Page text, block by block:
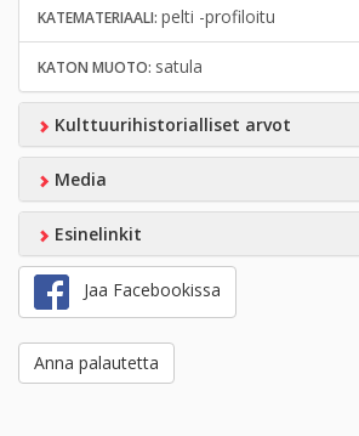
KATEMATERIAALI: pelti -profiloitu
KATON MUOTO: satula
Kulttuurihistorialliset arvot
Media
Esinelinkit
Jaa Facebookissa
Anna palautetta